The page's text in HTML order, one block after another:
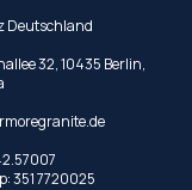
Deutschland
32, 10435 Berlin,
351 7720025